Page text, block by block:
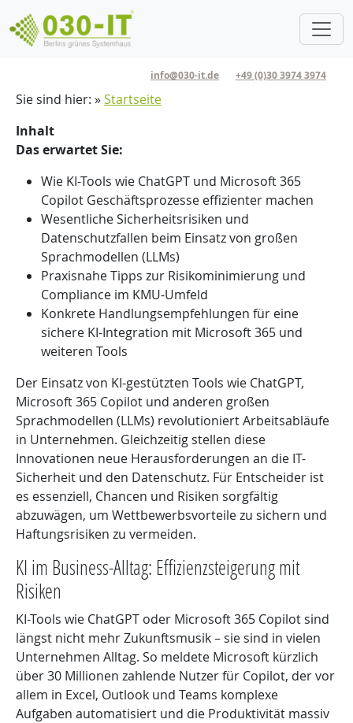
info@030-it.de +49 (0)30 3974 3974
Pfadnavigation
Sie sind hier:
Startseite
Inhalt
Das erwartet Sie:
Wie KI-Tools wie ChatGPT und Microsoft 365
Copilot Geschäftsprozesse effizienter machen
Wesentliche Sicherheitsrisiken und
Datenschutzfallen beim Einsatz von großen
Sprachmodellen (LLMs)
Praxisnahe Tipps zur Risikominimierung und
Compliance im KMU-Umfeld
Konkrete Handlungsempfehlungen für eine
sichere KI-Integration mit Microsoft 365 und
weiteren Tools
Der Einsatz von KI-gestützten Tools wie ChatGPT,
Microsoft 365 Copilot und anderen großen
Sprachmodellen (LLMs) revolutioniert Arbeitsabläufe
in Unternehmen. Gleichzeitig stellen diese
Innovationen neue Herausforderungen an die IT-
Sicherheit und den Datenschutz. Für Entscheider ist
es essenziell, Chancen und Risiken sorgfältig
abzuwägen, um Wettbewerbsvorteile zu sichern und
Haftungsrisiken zu vermeiden.
KI im Business-Alltag: Effizienzsteigerung mit
Risiken
KI-Tools wie ChatGPT oder Microsoft 365 Copilot sind
längst nicht mehr Zukunftsmusik – sie sind in vielen
Unternehmen Alltag. So meldete Microsoft kürzlich
über 30 Millionen zahlende Nutzer für Copilot, der vor
allem in Excel, Outlook und Teams komplexe
Aufgaben automatisiert und die Produktivität massiv